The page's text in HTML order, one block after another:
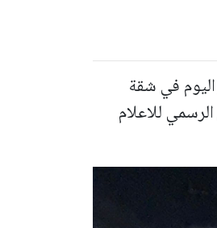
في شقة
للاعلام